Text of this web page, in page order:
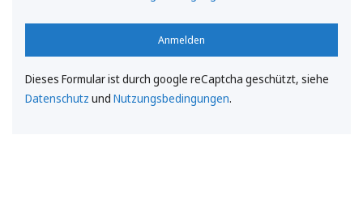
Anmelden
Dieses Formular ist durch google reCaptcha geschützt, siehe
Datenschutz und Nutzungsbedingungen.